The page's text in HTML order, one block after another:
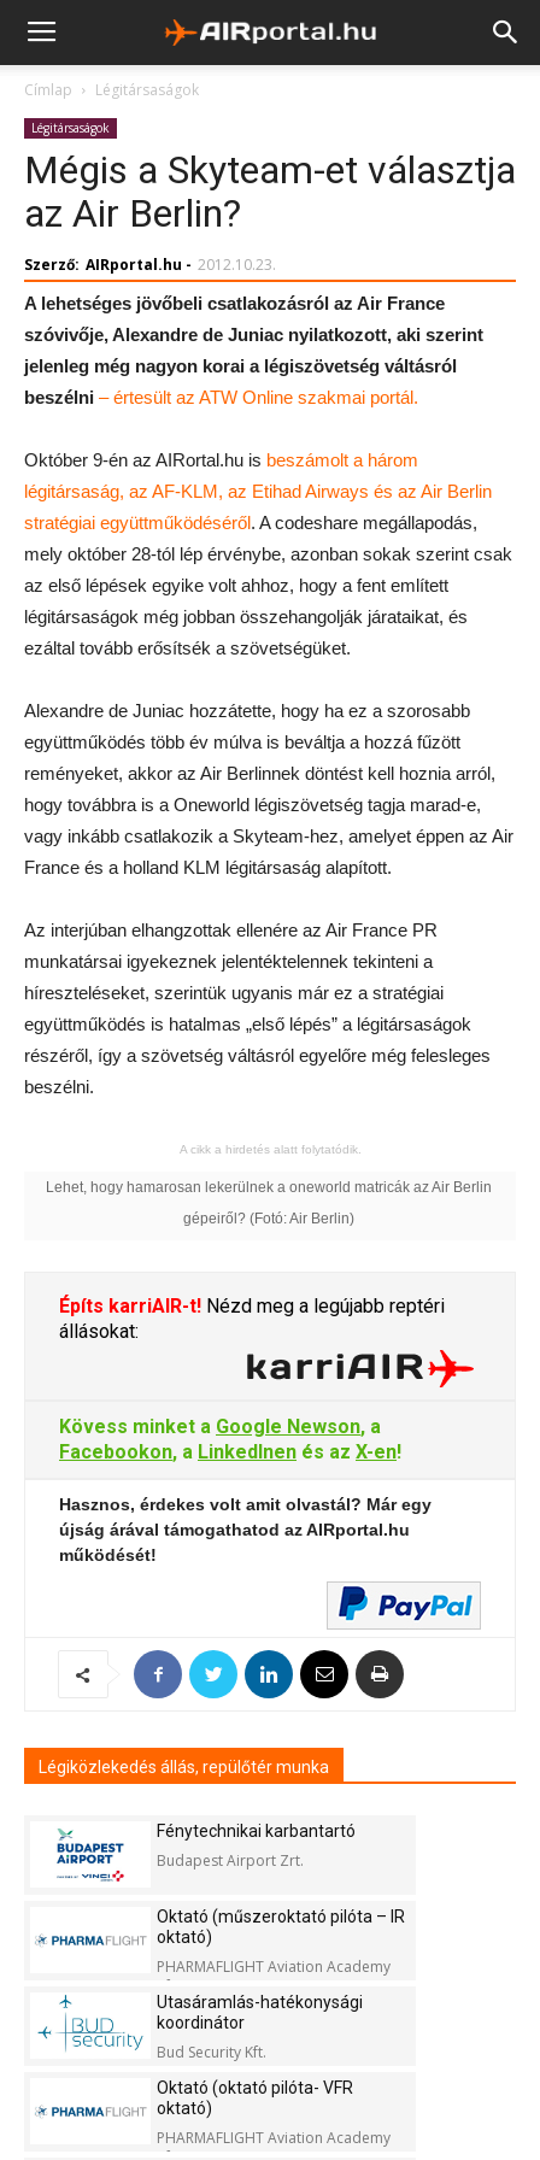
Címlap Légitársaságok
Légitársaságok
Mégis a Skyteam-et választja
az Air Berlin?
Szerző: AIRportal.hu - 2012.10.23.
A lehetséges jövőbeli csatlakozásról az Air France
szóvivője, Alexandre de Juniac nyilatkozott, aki szerint
jelenleg még nagyon korai a légiszövetség váltásról
beszélni – értesült az ATW Online szakmai portál.
Október 9-én az AIRortal.hu is beszámolt a három
légitársaság, az AF-KLM, az Etihad Airways és az Air Berlin
stratégiai együttműködéséről. A codeshare megállapodás,
mely október 28-tól lép érvénybe, azonban sokak szerint csak
az első lépések egyike volt ahhoz, hogy a fent említett
légitársaságok még jobban összehangolják járataikat, és
ezáltal tovább erősítsék a szövetségüket.
Alexandre de Juniac hozzátette, hogy ha ez a szorosabb
együttműködés több év múlva is beváltja a hozzá fűzött
reményeket, akkor az Air Berlinnek döntést kell hoznia arról,
hogy továbbra is a Oneworld légiszövetség tagja marad-e,
vagy inkább csatlakozik a Skyteam-hez, amelyet éppen az Air
France és a holland KLM légitársaság alapított.
Az interjúban elhangzottak ellenére az Air France PR
munkatársai igyekeznek jelentéktelennek tekinteni a
híreszteléseket, szerintük ugyanis már ez a stratégiai
együttműködés is hatalmas „első lépés” a légitársaságok
részéről, így a szövetség váltásról egyelőre még felesleges
beszélni.
A cikk a hirdetés alatt folytatódik.
Lehet, hogy hamarosan lekerülnek a oneworld matricák az Air Berlin
gépeiről? (Fotó: Air Berlin)
Építs karriAIR-t! Nézd meg a legújabb reptéri
állásokat:
Kövess minket a Google Newson, a
Facebookon, a LinkedInen és az X-en!
Hasznos, érdekes volt amit olvastál? Már egy
újság árával támogathatod az AIRportal.hu
működését!
Légiközlekedés állás, repülőtér munka
Fénytechnikai karbantartó
Budapest Airport Zrt.
Oktató (műszeroktató pilóta – IR
oktató)
PHARMAFLIGHT Aviation Academy
Kft.
Utasáramlás-hatékonysági
koordinátor
Bud Security Kft.
Oktató (oktató pilóta- VFR
oktató)
PHARMAFLIGHT Aviation Academy